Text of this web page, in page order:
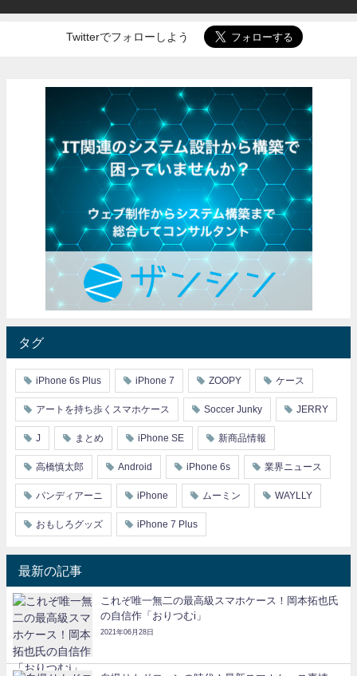
Twitterでフォローしよう
タグ
iPhone 6s Plus iPhone 7 ZOOPY ケース
アートを持ち歩くスマホケース Soccer Junky JERRY
J まとめ iPhone SE 新商品情報
高橋慎太郎 Android iPhone 6s 業界ニュース
パンディアーニ iPhone ムーミン WAYLLY
おもしろグッズ iPhone 7 Plus
最新の記事
これぞ唯一無二の最高級スマホケース！岡本拓也氏
の自信作「おりつむi」
2021年06月28日